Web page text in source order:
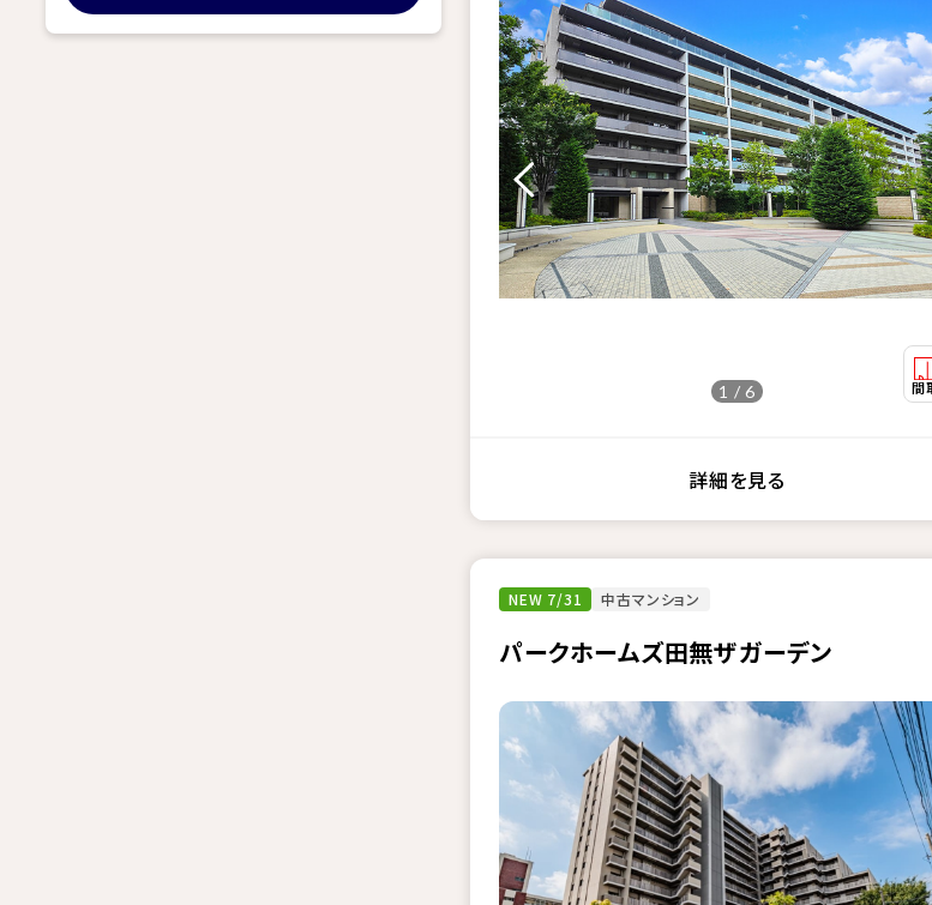
1 / 6
詳細を見る
NEW 7/31 中古マンション
パークホームズ田無ザガーデン